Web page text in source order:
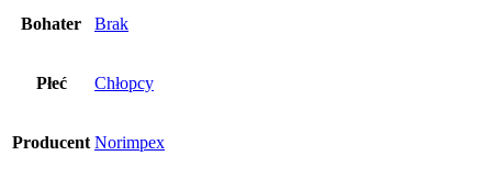
Bohater Brak
Płeć Chłopcy
Producent Norimpex